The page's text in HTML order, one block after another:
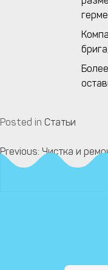
Posted in Статьи
Previous: Чистка и